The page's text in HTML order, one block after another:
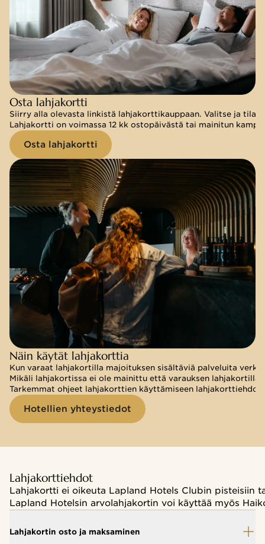
Osta lahjakortti
Siirry alla olevasta linkistä lahjakorttikauppaan. Valitse ja
Lahjakortti on voimassa 12 kk ostopäivästä tai mainitun
Osta lahjakortti
Näin käytät lahjakorttia
Kun varaat lahjakortilla majoituksen sisältäviä palveluita
Mikäli lahjakortissa ei ole mainittu että varauksen lahjakortilla
Tarkemmat ohjeet lahjakorttien käyttämiseen
Hotellien yhteystiedot
Osta lahjakortti
Siirry alla olevasta linkistä lahjakorttikauppaan. Valitse ja
Lahjakortti on voimassa 12 kk ostopäivästä tai mainitun
Osta lahjakortti
Näin käytät lahjakorttia
Kun varaat lahjakortilla majoituksen sisältäviä palveluita
Mikäli lahjakortissa ei ole mainittu että varauksen lahjakortilla
Tarkemmat ohjeet lahjakorttien käyttämiseen
Hotellien yhteystiedot
Lahjakorttiehdot
Lahjakortti ei oikeuta Lapland Hotels Clubin pisteisiin
Lapland Hotelsin arvolahjakortin voi käyttää myös
Lahjakortin osto ja maksaminen